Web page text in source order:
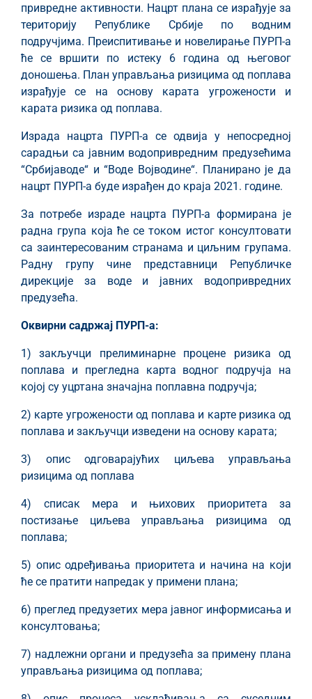
привредне активности. Нацрт плана се израђује за
територију Републике Србије по водним
подручјима. Преиспитивање и новелирање ПУРП-а
ће се вршити по истеку 6 година од његовог
доношења. План управљања ризицима од поплава
израђује се на основу карата угрожености и
карата ризика од поплава.
Израда нацрта ПУРП-а се одвија у непосредној
сарадњи са јавним водопривредним предузећима
“Србијаводе“ и “Воде Војводине“. Планирано је да
нацрт ПУРП-а буде израђен до краја 2021. године.
За потребе израде нацрта ПУРП-а формирана је
радна група која ће се током истог консултовати
са заинтересованим странама и циљним групама.
Радну групу чине представници Републичке
дирекције за воде и јавних водопривредних
предузећа.
Оквирни садржај ПУРП-а:
1) закључци прелиминарне процене ризика од
поплава и прегледна карта водног подручја на
којој су уцртана значајна поплавна подручја;
2) карте угрожености од поплава и карте ризика од
поплава и закључци изведени на основу карата;
3) опис одговарајућих циљева управљања
ризицима од поплава
4) списак мера и њихових приоритета за
постизање циљева управљања ризицима од
поплава;
5) опис одређивања приоритета и начина на који
ће се пратити напредак у примени плана;
6) преглед предузетих мера јавног информисања и
консултовања;
7) надлежни органи и предузећа за примену плана
управљања ризицима од поплава;